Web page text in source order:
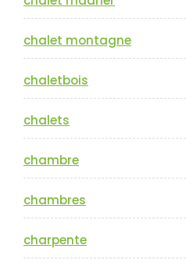
chalet montagne
chaletbois
chalets
chambre
chambres
charpente